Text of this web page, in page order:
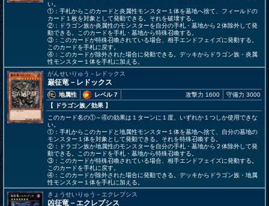
い。
①：手札からこのカードと炎属性モンスター１体を墓地へ捨て、フィールドの
カード１枚を対象として発動できる。それを破壊する。
②：ドラゴン族か炎属性のモンスターを自分の手札・墓地から２体除外して発
動できる。このカードを手札・墓地から特殊召喚する。
③：このカードが特殊召喚されている場合、相手エンドフェイズに発動する。
このカードを手札に戻す。
④：このカードが除外された場合に発動できる。デッキからドラゴン族・炎属
性モンスター１体を手札に加える。
がんせいりゅう－レドックス
巌征竜－レドックス
地属性
レベル 7
【 ドラゴン族／効果 】
攻撃力 1600 守備力 3000
このカード名の①～④の効果は１ターンに１度、いずれか１つしか使用できな
い。
①：手札からこのカードと地属性モンスター１体を墓地へ捨て、自分の墓地の
モンスター１体を対象として発動できる。それを特殊召喚する。
②：ドラゴン族か地属性のモンスターを自分の手札・墓地から２体除外して発
動できる。このカードを手札・墓地から特殊召喚する。
③：このカードが特殊召喚されている場合、相手エンドフェイズに発動する。
このカードを手札に戻す。
④：このカードが除外された場合に発動できる。デッキからドラゴン族・地属
性モンスター１体を手札に加える。
きょうせいりゅう－エクレプシス
凶征竜－エクレプシス